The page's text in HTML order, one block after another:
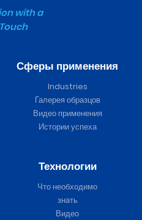
with a
Сферы применения
Industries
Галерея образцов
Видео применения
Истории успеха
Технологии
Что необходимо
знать
Видео